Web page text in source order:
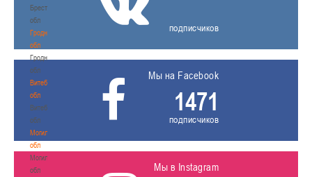
Брестская
обл
Гродненская
обл
Гродненская
обл
Витебская
обл
Витебская
обл
Могилевская
обл
Могилевская
обл
подписчиков
Мы на Facebook
1471
подписчиков
Мы в Instagram